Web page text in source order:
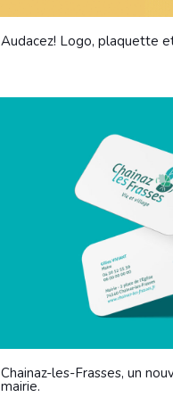
Audacez! Logo, plaquette
Chainaz-les-Frasses, un
mairie.